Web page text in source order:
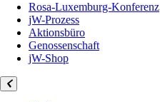
Rosa-Luxemburg-Konferenz
jW-Prozess
Aktionsbüro
Genossenschaft
jW-Shop